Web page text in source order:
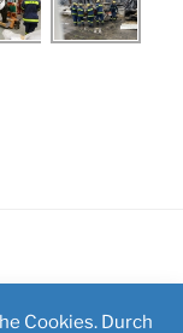
Cookies. Durch